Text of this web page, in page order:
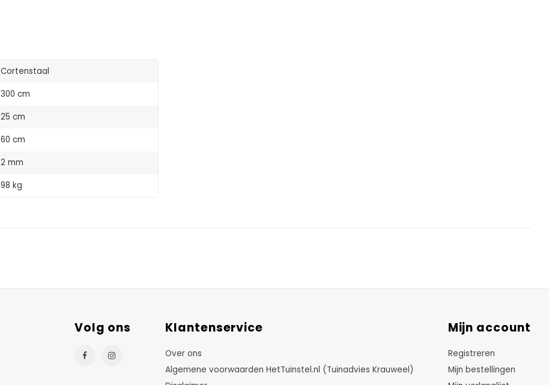
Cortenstaal
300 cm
25 cm
60 cm
2 mm
98 kg
Volg ons Klantenservice
Over ons
Algemene voorwaarden HetTuinstel.nl (Tuinadvies Krauweel)
Mijn account
Registreren
Mijn bestellingen